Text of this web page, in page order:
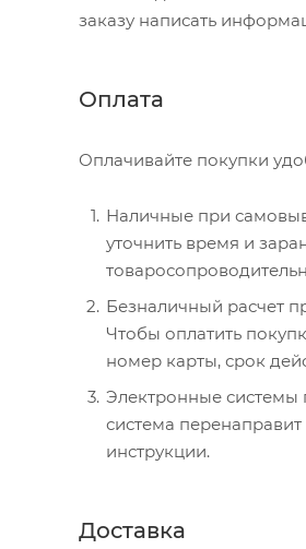
заказу написать
Оплата
Оплачивайте покупки
Наличные при
уточнить время и
Безналичный расчет
Чтобы оплатить
номер карты, срок
Электронные системы
система
инструкции.
Доставка